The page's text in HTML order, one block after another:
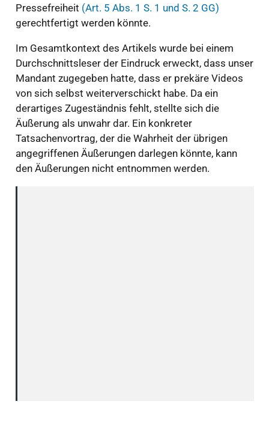
Pressefreiheit (Art. 5 Abs. 1 S. 1 und S. 2 GG)
gerechtfertigt werden könnte.
Im Gesamtkontext des Artikels wurde bei einem
Durchschnittsleser der Eindruck erweckt, dass unser
Mandant zugegeben hatte, dass er prekäre Videos
von sich selbst weiterverschickt habe. Da ein
derartiges Zugeständnis fehlt, stellte sich die
Äußerung als unwahr dar. Ein konkreter
Tatsachenvortrag, der die Wahrheit der übrigen
angegriffenen Äußerungen darlegen könnte, kann
den Äußerungen nicht entnommen werden.